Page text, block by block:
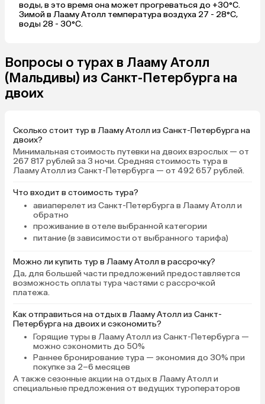
воды, в это время она может прогреваться до +30°C.
Зимой в Лааму Атолл температура воздуха 27 - 28°C,
воды 28 - 30°C.
Вопросы о турах в Лааму Атолл
(Мальдивы) из Санкт-Петербурга на
двоих
Сколько стоит тур в Лааму Атолл из Санкт-Петербурга на
двоих?
Минимальная стоимость путевки на двоих взрослых — от
267 817 рублей за 3 ночи. Средняя стоимость тура в
Лааму Атолл из Санкт-Петербурга — от 492 657 рублей.
Что входит в стоимость тура?
авиаперелет из Санкт-Петербурга в Лааму Атолл и
обратно
проживание в отеле выбранной категории
питание (в зависимости от выбранного тарифа)
Можно ли купить тур в Лааму Атолл в рассрочку?
Да, для большей части предложений предоставляется
возможность оплаты тура частями с рассрочкой
платежа.
Как отправиться на отдых в Лааму Атолл из Санкт-
Петербурга на двоих и сэкономить?
Горящие туры в Лааму Атолл из Санкт-Петербурга —
можно сэкономить до 50%
Раннее бронирование тура — экономия до 30% при
покупке за 2–6 месяцев
А такжесезонные акции на отдых в Лааму Атолл и
специальные предложения от ведущих туроператоров